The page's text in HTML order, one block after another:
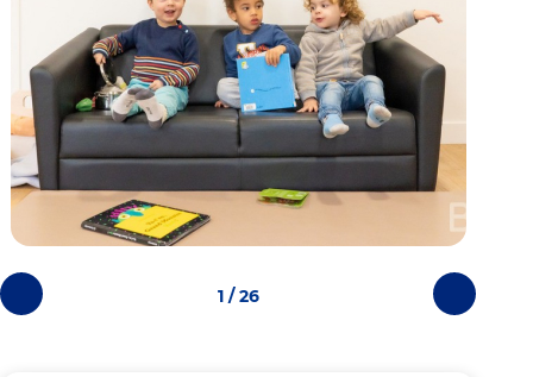
Photos
précédentes
Photos
suivantes
1 / 26